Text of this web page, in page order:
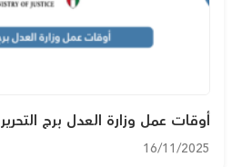
أوقات عمل وزارة العدل برج التحرير 2026
16/11/2025